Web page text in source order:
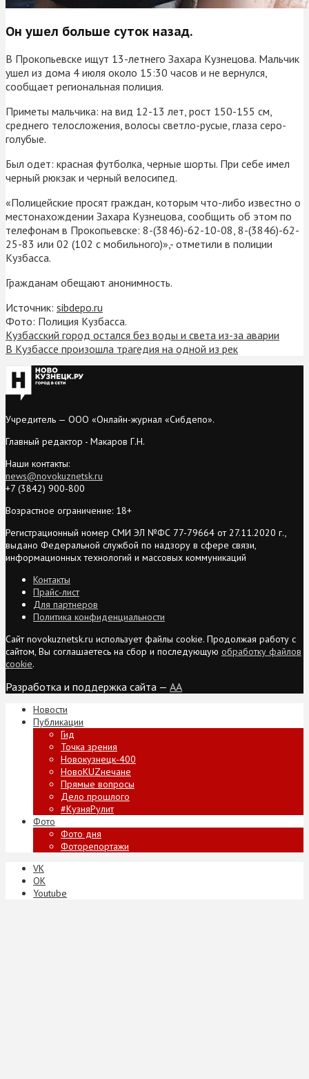
Он ушел больше суток назад.
В Прокопьевске ищут 13-летнего Захара Кузнецова. Мальчик
ушел из дома 4 июля около 15:30 часов и не вернулся,
сообщает региональная полиция.
Приметы мальчика: на вид 12-13 лет, рост 150-155 см,
среднего телосложения, волосы светло-русые, глаза серо-
голубые.
Был одет: красная футболка, черные шорты. При себе имел
черный рюкзак и черный велосипед.
«Полицейские просят граждан, которым что-либо известно о
местонахождении Захара Кузнецова, сообщить об этом по
телефонам в Прокопьевске: 8-(3846)-62-10-08, 8-(3846)-62-
25-83 или 02 (102 с мобильного)»,- отметили в полиции
Кузбасса.
Гражданам обещают анонимность.
Источник: sibdepo.ru
Фото: Полиция Кузбасса.
Кузбасский город остался без воды и света из-за аварии
В Кузбассе произошла трагедия на одной из рек
Учредитель — ООО «Онлайн-журнал «Сибдепо».
Главный редактор - Макаров Г.Н.
Наши контакты:
news@novokuznetsk.ru
+7 (3842) 900-800
Возрастное ограничение: 18+
Регистрационный номер СМИ ЭЛ №ФС 77-79664 от 27.11.2020 г.,
выдано Федеральной службой по надзору в сфере связи,
информационных технологий и массовых коммуникаций
Контакты
Прайс-лист
Для партнеров
Политика конфиденциальности
Сайт novokuznetsk.ru использует файлы cookie. Продолжая работу с
сайтом, Вы соглашаетесь на сбор и последующую обработку файлов
cookie.
Разработка и поддержка сайта — AA
Новости
Публикации
Гид
Точка зрения
Новокузнецк-400
НовоKUZнечане
Прямые вопросы
Дело прошлого
#КузняРулит
Фото
Фото дня
Фоторепортажи
VK
ОК
Youtube